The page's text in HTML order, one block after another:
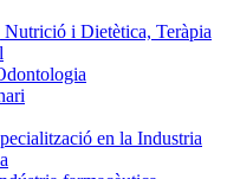
Nutrició i Dietètica, Teràpia
en la Industria